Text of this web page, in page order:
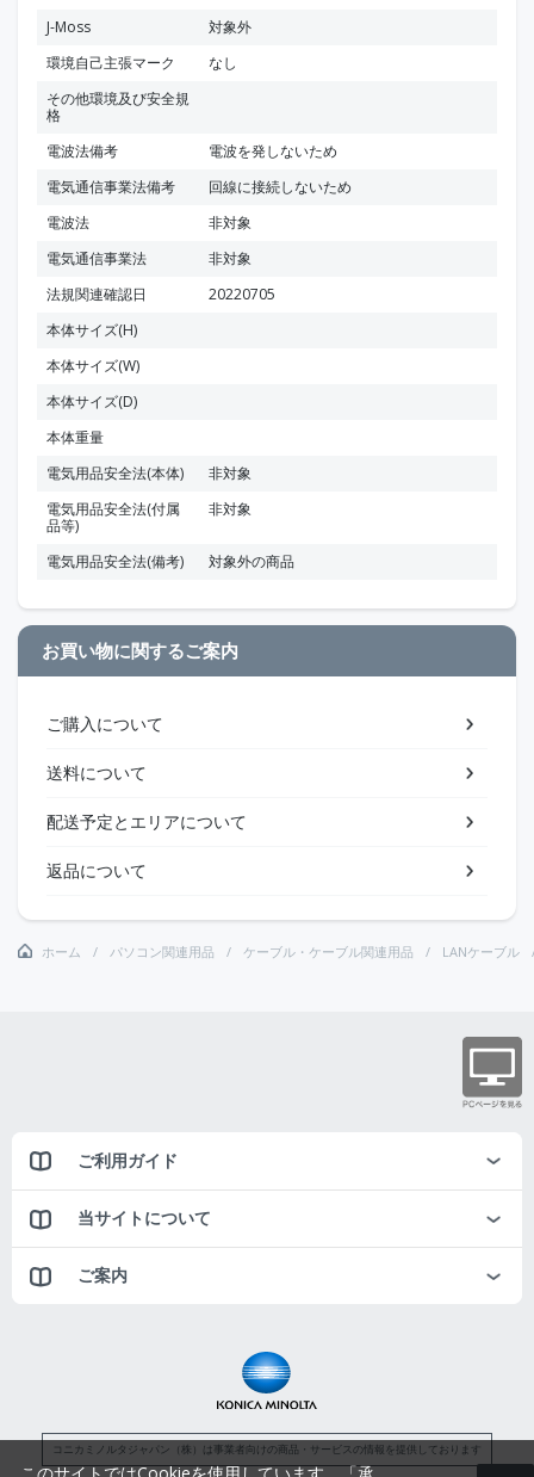
J-Moss
対象外
環境自己主張マーク
なし
その他環境及び安全規
格
電波法備考
電波を発しないため
電気通信事業法備考
回線に接続しないため
電波法
非対象
電気通信事業法
非対象
法規関連確認日
20220705
本体サイズ(H)
本体サイズ(W)
本体サイズ(D)
本体重量
電気用品安全法(本体)
非対象
電気用品安全法(付属
品等)
非対象
電気用品安全法(備考) 対象外の商品
お買い物に関するご案内
ご購入について
送料について
配送予定とエリアについて
返品について
ホーム パソコン関連用品 ケーブル・ケーブル関連用品 LANケーブル
ご利用ガイド
当サイトについて
ご案内
コニカミノルタジャパン（株）は事業者向けの商品・サービスの情報を提供しております